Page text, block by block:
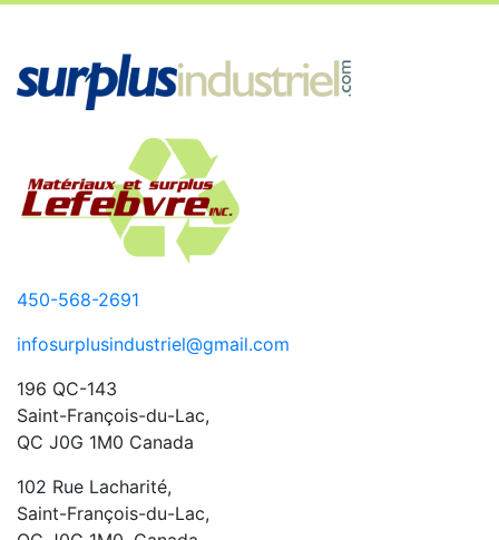
450-568-2691
infosurplusindustriel@gmail.com
196 QC-143
Saint-François-du-Lac,
QC J0G 1M0 Canada
102 Rue Lacharité,
Saint-François-du-Lac,